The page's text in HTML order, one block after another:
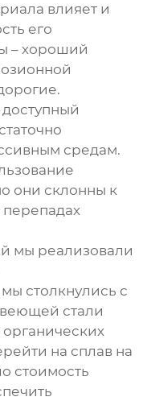
влияет и
его
– хороший
средам.
они склонны к
мы реализовали
столкнулись с
стали
на сплав на
стоимость